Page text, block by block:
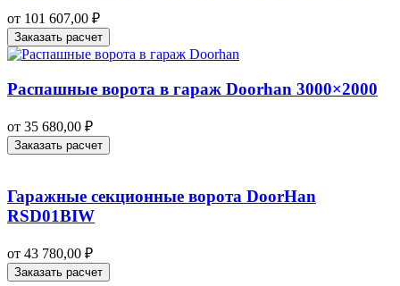
от 101 607,00 ₽
Заказать расчет
Распашные ворота в гараж Doorhan 3000×2000
от 35 680,00 ₽
Заказать расчет
Гаражные секционные ворота DoorHan
RSD01BIW
от 43 780,00 ₽
Заказать расчет